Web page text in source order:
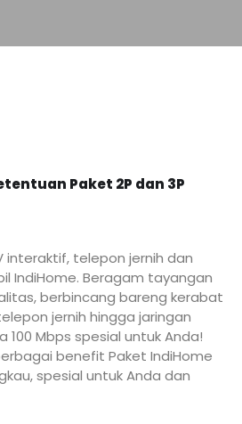
Paket 2P dan 3P
interaktif, telepon jernih dan
IndiHome. Beragam tayangan
berbincang bareng kerabat
jernih hingga jaringan
Mbps spesial untuk Anda!
benefit Paket IndiHome
spesial untuk Anda dan